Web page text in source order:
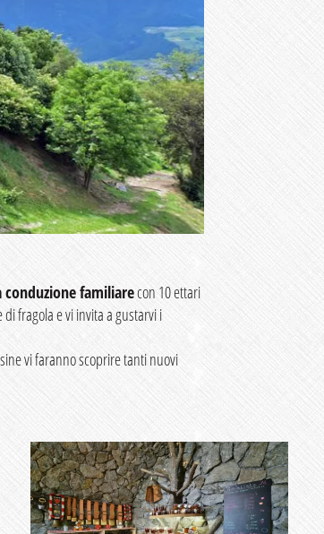
familiarecon 10 ettari
fragola e vi invita a gustarvi i
vi faranno scoprire tanti nuovi